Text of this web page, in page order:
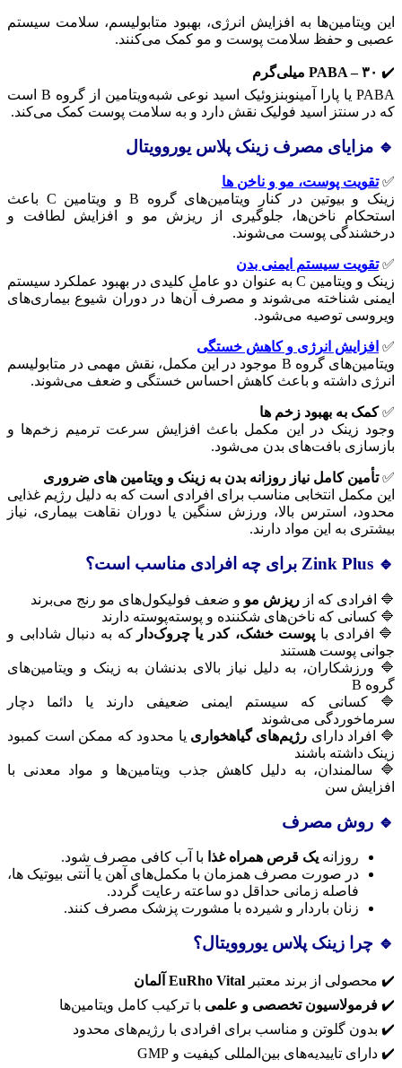
این ویتامین‌ها به افزایش انرژی، بهبود متابولیسم، سلامت سیستم
عصبی و حفظ سلامت پوست و مو کمک می‌کنند.
✔️ PABA – ۳۰ میلی‌گرم
PABA یا پارا آمینوبنزوئیک اسید نوعی شبه‌ویتامین از گروه B است
که در سنتز اسید فولیک نقش دارد و به سلامت پوست کمک می‌کند.
🔹 مزایای مصرف زینک پلاس یوروویتال
✅تقویت پوست، مو و ناخن‌ ها
زینک و بیوتین در کنار ویتامین‌های گروه B و ویتامین C باعث
استحکام ناخن‌ها، جلوگیری از ریزش مو و افزایش لطافت و
درخشندگی پوست می‌شوند.
✅تقویت سیستم ایمنی بدن
زینک و ویتامین C به عنوان دو عامل کلیدی در بهبود عملکرد سیستم
ایمنی شناخته می‌شوند و مصرف آن‌ها در دوران شیوع بیماری‌های
ویروسی توصیه می‌شود.
✅ افزایش انرژی و کاهش خستگی
ویتامین‌های گروه B موجود در این مکمل، نقش مهمی در متابولیسم
انرژی داشته و باعث کاهش احساس خستگی و ضعف می‌شوند.
✅ کمک به بهبود زخم‌ ها
وجود زینک در این مکمل باعث افزایش سرعت ترمیم زخم‌ها و
بازسازی بافت‌های بدن می‌شود.
✅تأمین کامل نیاز روزانه بدن به زینک و ویتامین‌ های ضروری
این مکمل انتخابی مناسب برای افرادی است که به دلیل رژیم غذایی
محدود، استرس بالا، ورزش سنگین یا دوران نقاهت بیماری، نیاز
بیشتری به این مواد دارند.
🔹 Zink Plus برای چه افرادی مناسب است؟
🔷 افرادی که از ریزش مو و ضعف فولیکول‌های مو رنج می‌برند
🔷 کسانی که ناخن‌های شکننده و پوسته‌پوسته دارند
🔷 افرادی با پوست خشک، کدر یا چروک‌دار که به دنبال شادابی و
جوانی پوست هستند
🔷 ورزشکاران، به دلیل نیاز بالای بدنشان به زینک و ویتامین‌های
گروه B
🔷 کسانی که سیستم ایمنی ضعیفی دارند یا دائما دچار
سرماخوردگی می‌شوند
🔷 افراد دارای رژیم‌های گیاهخواری یا محدود که ممکن است کمبود
زینک داشته باشند
🔷 سالمندان، به دلیل کاهش جذب ویتامین‌ها و مواد معدنی با
افزایش سن
🔹 روش مصرف
روزانه یک قرص همراه غذا با آب کافی مصرف شود.
در صورت مصرف همزمان با مکمل‌های آهن یا آنتی‌ بیوتیک‌ ها،
فاصله زمانی حداقل دو ساعته رعایت گردد.
زنان باردار و شیرده با مشورت پزشک مصرف کنند.
🔹 چرا زینک پلاس یوروویتال؟
✔️ محصولی از برند معتبر EuRho Vital آلمان
✔️ فرمولاسیون تخصصی و علمی با ترکیب کامل ویتامین‌ها
✔️ بدون گلوتن و مناسب برای افرادی با رژیم‌های محدود
✔️ دارای تاییدیه‌های بین‌المللی کیفیت و GMP